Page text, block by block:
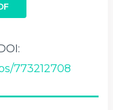
773212708